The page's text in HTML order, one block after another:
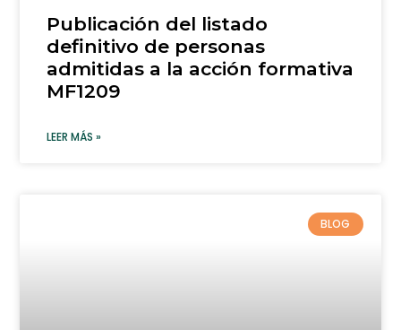
Publicación del listado
definitivo de personas
admitidas a la acción formativa
MF1209
LEER MÁS »
BLOG